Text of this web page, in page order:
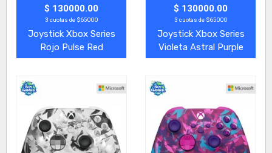
$ 130000.00
3 cuotas de $65000
Joystick Xbox Series
Rojo Pulse Red
$ 130000.00
3 cuotas de $65000
Joystick Xbox Series
Violeta Astral Purple